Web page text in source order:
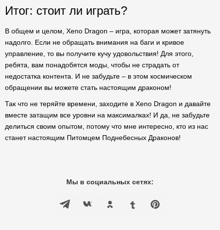
Итог: стоит ли играть?
В общем и целом, Xeno Dragon – игра, которая может затянуть
надолго. Если не обращать внимания на баги и кривое
управление, то вы получите кучу удовольствия! Для этого,
ребята, вам понадобятся моды, чтобы не страдать от
недостатка контента. И не забудьте – в этом космическом
обращении вы можете стать настоящим драконом!
Так что не теряйте времени, заходите в Xeno Dragon и давайте
вместе затащим все уровни на максималках! И да, не забудьте
делиться своим опытом, потому что мне интересно, кто из нас
станет настоящим Питомцем Поднебесных Драконов!
Мы в социальных сетях: